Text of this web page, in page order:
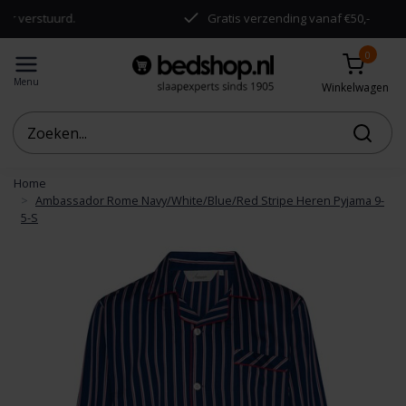
Gratis verzending vanaf €50,-
Menu
0
Winkelwagen
Home
Ambassador Rome Navy/White/Blue/Red Stripe Heren Pyjama 9-
5-S